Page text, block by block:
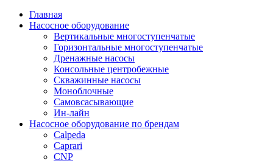
Главная
Насосное оборудование
Вертикальные многоступенчатые
Горизонтальные многоступенчатые
Дренажные насосы
Консольные центробежные
Скважинные насосы
Моноблочные
Самовсасывающие
Ин-лайн
Насосное оборудование по брендам
Calpeda
Caprari
CNP